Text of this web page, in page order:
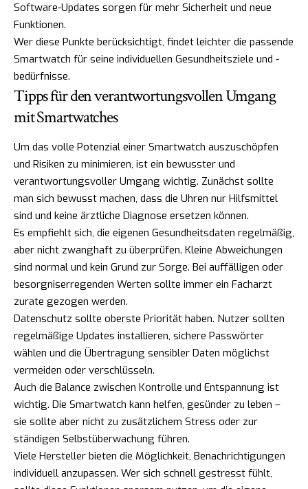
Software-Updates sorgen für mehr Sicherheit und neue
Funktionen.
Wer diese Punkte berücksichtigt, findet leichter die passende
Smartwatch für seine individuellen Gesundheitsziele und -
bedürfnisse.
Tipps für den verantwortungsvollen Umgang
mit Smartwatches
Um das volle Potenzial einer Smartwatch auszuschöpfen
und Risiken zu minimieren, ist ein bewusster und
verantwortungsvoller Umgang wichtig. Zunächst sollte
man sich bewusst machen, dass die Uhren nur Hilfsmittel
sind und keine ärztliche Diagnose ersetzen können.
Es empfiehlt sich, die eigenen Gesundheitsdaten regelmäßig,
aber nicht zwanghaft zu überprüfen. Kleine Abweichungen
sind normal und kein Grund zur Sorge. Bei auffälligen oder
besorgniserregenden Werten sollte immer ein Facharzt
zurate gezogen werden.
Datenschutz sollte oberste Priorität haben. Nutzer sollten
regelmäßige Updates installieren, sichere Passwörter
wählen und die Übertragung sensibler Daten möglichst
vermeiden oder verschlüsseln.
Auch die Balance zwischen Kontrolle und Entspannung ist
wichtig. Die Smartwatch kann helfen, gesünder zu leben –
sie sollte aber nicht zu zusätzlichem Stress oder zur
ständigen Selbstüberwachung führen.
Viele Hersteller bieten die Möglichkeit, Benachrichtigungen
individuell anzupassen. Wer sich schnell gestresst fühlt,